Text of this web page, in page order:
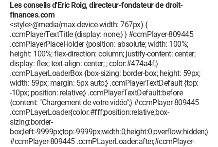
Les conseils d'Eric Roig, directeur-fondateur de droit-
finances.com
<style>@media(max-device-width: 767px) {
.ccmPlayerTextTitle {display: none;} } #ccmPlayer-809445
.ccmPlayerPlaceHolder {position: absolute; width: 100%;
height: 100%; flex-direction: column; justify-content: center;
display: flex; text-align: center; ; color:#474a4f;}
.ccmPLayerLoaderBox {box-sizing: border-box; height: 59px;
width: 59px; margin: 5px auto;} .ccmPlayerTextDefault {top:
-10px; position: relative;} .ccmPlayerTextDefault:before
{content: "Chargement de votre vidéo";} #ccmPlayer-809445
.ccmPLayerLoader{color:#fff;position:relative;box-
sizing:border-
box;left:-9999px;top:-9999px;width:0;height:0;overflow:hidden;}
#ccmPlayer-809445 .ccmPLayerLoader:after,#ccmPlayer-